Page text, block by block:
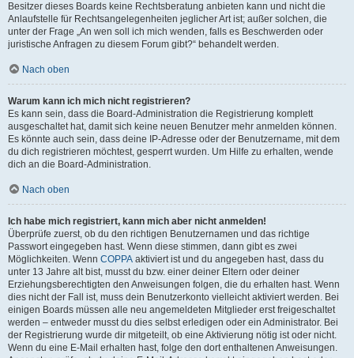
Besitzer dieses Boards keine Rechtsberatung anbieten kann und nicht die
Anlaufstelle für Rechtsangelegenheiten jeglicher Art ist; außer solchen, die
unter der Frage „An wen soll ich mich wenden, falls es Beschwerden oder
juristische Anfragen zu diesem Forum gibt?“ behandelt werden.
Nach oben
Warum kann ich mich nicht registrieren?
Es kann sein, dass die Board-Administration die Registrierung komplett
ausgeschaltet hat, damit sich keine neuen Benutzer mehr anmelden können.
Es könnte auch sein, dass deine IP-Adresse oder der Benutzername, mit dem
du dich registrieren möchtest, gesperrt wurden. Um Hilfe zu erhalten, wende
dich an die Board-Administration.
Nach oben
Ich habe mich registriert, kann mich aber nicht anmelden!
Überprüfe zuerst, ob du den richtigen Benutzernamen und das richtige
Passwort eingegeben hast. Wenn diese stimmen, dann gibt es zwei
Möglichkeiten. Wenn COPPA aktiviert ist und du angegeben hast, dass du
unter 13 Jahre alt bist, musst du bzw. einer deiner Eltern oder deiner
Erziehungsberechtigten den Anweisungen folgen, die du erhalten hast. Wenn
dies nicht der Fall ist, muss dein Benutzerkonto vielleicht aktiviert werden. Bei
einigen Boards müssen alle neu angemeldeten Mitglieder erst freigeschaltet
werden – entweder musst du dies selbst erledigen oder ein Administrator. Bei
der Registrierung wurde dir mitgeteilt, ob eine Aktivierung nötig ist oder nicht.
Wenn du eine E-Mail erhalten hast, folge den dort enthaltenen Anweisungen.